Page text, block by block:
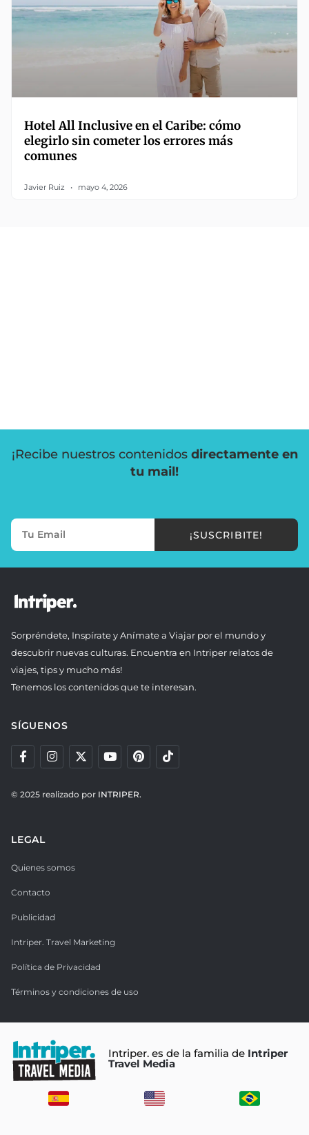
Hotel All Inclusive en el Caribe: cómo
elegirlo sin cometer los errores más
comunes
Javier Ruiz mayo 4, 2026
¡Recibe nuestros contenidos directamente en
tu mail!
¡SUSCRIBITE!
Sorpréndete, Inspírate y Anímate a Viajar por el mundo y
descubrir nuevas culturas. Encuentra en Intriper relatos de
viajes, tips y mucho más!
Tenemos los contenidos que te interesan.
SÍGUENOS
© 2025 realizado por INTRIPER.
LEGAL
Quienes somos
Contacto
Publicidad
Intriper. Travel Marketing
Política de Privacidad
Términos y condiciones de uso
Intriper. es de la familia de Intriper
Travel Media